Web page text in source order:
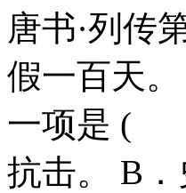
唐书·列传
假一百天
一项是
抗击。 B